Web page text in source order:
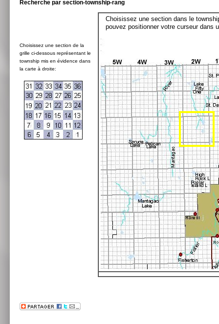
Recherche par section-township-rang
Choisissez une section de la
grille ci-dessous représentant le
township mis en évidence dans
la carte à droite:
Choisissez une section dans le
pouvez positionner votre curseur dans